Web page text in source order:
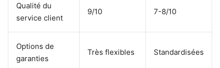
Qualité du
service client
9/10 7-8/10
Options de
garanties
Très flexibles Standardisées